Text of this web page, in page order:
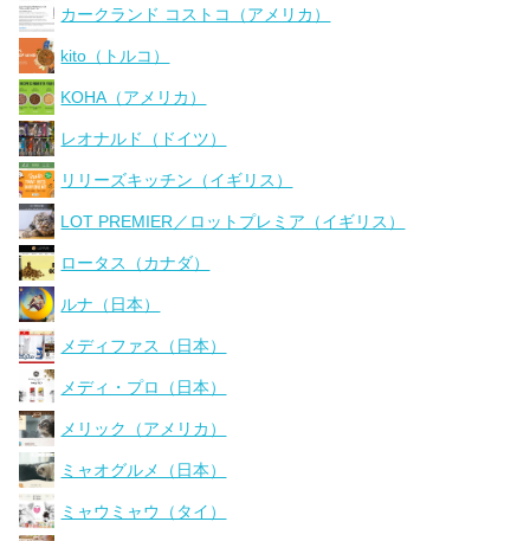
カークランド コストコ（アメリカ）
kito（トルコ）
KOHA（アメリカ）
レオナルド（ドイツ）
リリーズキッチン（イギリス）
LOT PREMIER／ロットプレミア（イギリス）
ロータス（カナダ）
ルナ（日本）
メディファス（日本）
メディ・プロ（日本）
メリック（アメリカ）
ミャオグルメ（日本）
ミャウミャウ（タイ）